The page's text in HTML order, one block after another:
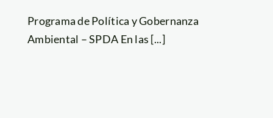
Programa de Política y Gobernanza
Ambiental – SPDA En las [...]